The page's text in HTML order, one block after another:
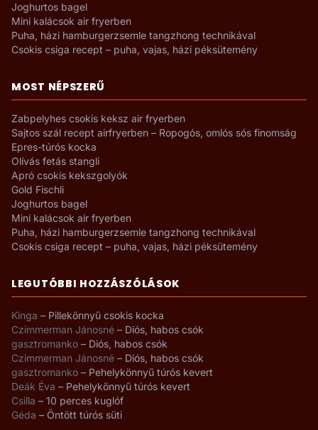
Joghurtos bagel
Mini kalácsok air fryerben
Puha, házi hamburgerzsemle tangzhong technikával
Csokis csiga recept – puha, vajas, házi péksütemény
MOST NÉPSZERŰ
Zabpelyhes csokis keksz air fryerben
Sajtos szál recept airfryerben – Ropogós, omlós sós finomság
Epres-túrós kocka
Olívás fetás stangli
Apró csokis kekszgolyók
Gold Fischli
Joghurtos bagel
Mini kalácsok air fryerben
Puha, házi hamburgerzsemle tangzhong technikával
Csokis csiga recept – puha, vajas, házi péksütemény
LEGUTÓBBI HOZZÁSZÓLÁSOK
Kinga – Pillekönnyű csokis kocka
Czimmerman Jánosné – Diós, habos csók
gasztromanko – Diós, habos csók
Czimmerman Jánosné – Diós, habos csók
gasztromanko – Pehelykönnyű túrós kevert
Deák Éva – Pehelykönnyű túrós kevert
Csilla – 10 perces kuglóf
Géda – Öntött túrós süti